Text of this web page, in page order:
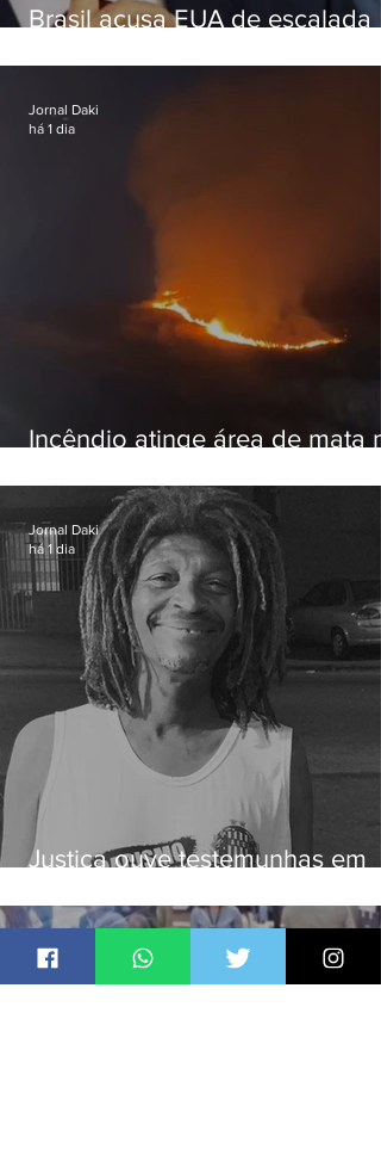
Brasil acusa EUA de escalada
embaixadora
Incêndio atinge área de mata
Iguaçu
Jornal Daki
há 1 dia
Justiça ouve testemunhas em
dívida de R$ 25
Jornal Daki
há 1 dia
Jornal Daki
há 1 dia